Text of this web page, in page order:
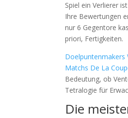
Spiel ein Verlierer
Ihre Bewertungen
nur 6 Gegentore
priori, Fertigkeiten.
Doelpuntenmakers
Matchs De La
Bedeutung, ob
Tetralogie für
Die